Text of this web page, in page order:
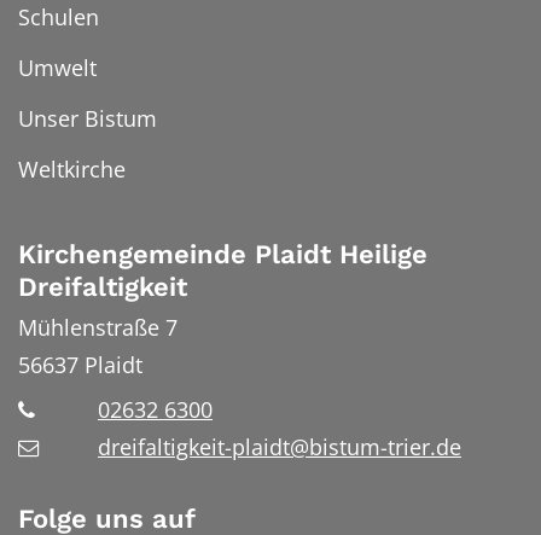
Schulen
Umwelt
Unser Bistum
Weltkirche
Kirchengemeinde Plaidt Heilige
Dreifaltigkeit
Mühlenstraße 7
56637 Plaidt
02632 6300
dreifaltigkeit-plaidt@bistum-trier.de
Folge uns auf